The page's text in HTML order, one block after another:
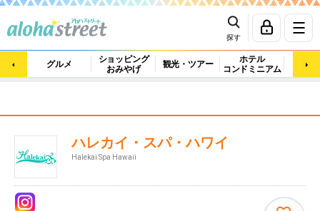
探す
グルメ
ショッピング
おみやげ
観光・ツアー
ホテル
コンドミニアム
マッ
ハレカイ・スパ・ハワイ
Halekai Spa Hawaii